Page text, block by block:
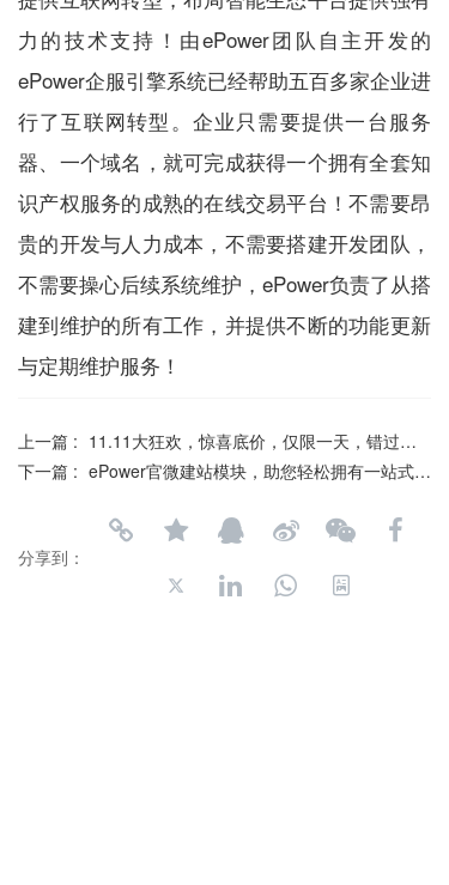
力的技术支持！由ePower团队自主开发的
ePower企服引擎系统已经帮助五百多家企业进
行了互联网转型。企业只需要提供一台服务
器、一个域名，就可完成获得一个拥有全套知
识产权服务的成熟的在线交易平台！不需要昂
贵的开发与人力成本，不需要搭建开发团队，
不需要操心后续系统维护，ePower负责了从搭
建到维护的所有工作，并提供不断的功能更新
与定期维护服务！
上一篇 : 11.11大狂欢，惊喜底价，仅限一天，错过不再有！
下一篇 : ePower官微建站模块，助您轻松拥有一站式免费建站平台
分享到：